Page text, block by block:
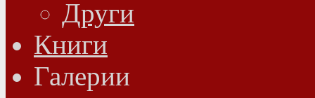
Други
Книги
Галерии